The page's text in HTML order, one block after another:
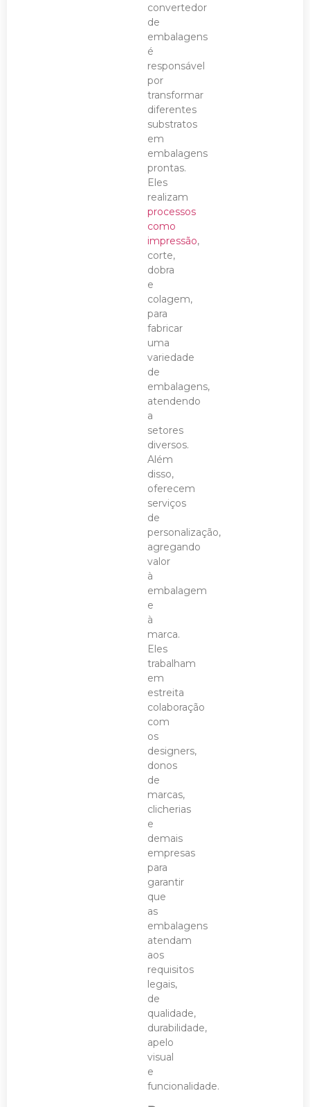
convertedor
de
embalagens
é
responsável
por
transformar
diferentes
substratos
em
embalagens
prontas.
Eles
realizam
processos
como
impressão,
corte,
dobra
e
colagem,
para
fabricar
uma
variedade
de
embalagens,
atendendo
a
setores
diversos.
Além
disso,
oferecem
serviços
de
personalização,
agregando
valor
à
embalagem
e
à
marca.
Eles
trabalham
em
estreita
colaboração
com
os
designers,
donos
de
marcas,
clicherias
e
demais
empresas
para
garantir
que
as
embalagens
atendam
aos
requisitos
legais,
de
qualidade,
durabilidade,
apelo
visual
e
funcionalidade.